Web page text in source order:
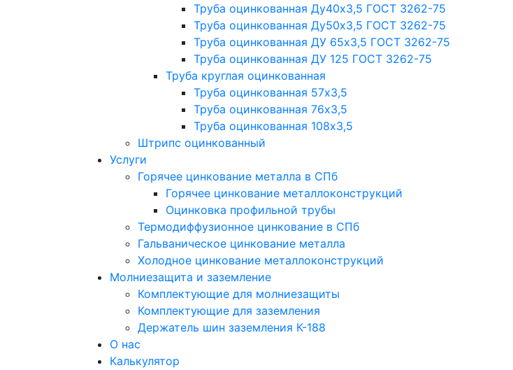
Труба оцинкованная Ду40х3,5 ГОСТ 3262-75
Труба оцинкованная Ду50х3,5 ГОСТ 3262-75
Труба оцинкованная ДУ 65х3,5 ГОСТ 3262-75
Труба оцинкованная ДУ 125 ГОСТ 3262-75
Труба круглая оцинкованная
Труба оцинкованная 57х3,5
Труба оцинкованная 76х3,5
Труба оцинкованная 108х3,5
Штрипс оцинкованный
Услуги
Горячее цинкование металла в СПб
Горячее цинкование металлоконструкций
Оцинковка профильной трубы
Термодиффузионное цинкование в СПб
Гальваническое цинкование металла
Холодное цинкование металлоконструкций
Молниезащита и заземление
Комплектующие для молниезащиты
Комплектующие для заземления
Держатель шин заземления К-188
О нас
Калькулятор